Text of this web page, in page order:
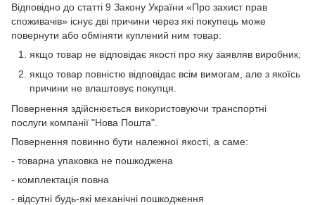
Відповідно до статті 9 Закону України «Про захист прав
споживачів» існує дві причини через які покупець може
повернути або обміняти куплений ним товар:
якщо товар не відповідає якості про яку заявляв виробник;
якщо товар повністю відповідає всім вимогам, але з якоїсь
причини не влаштовує покупця.
Повернення здійснюється використовуючи транспортні
послуги компанії "Нова Пошта".
Повернення повинно бути належної якості, а саме:
- товарна упаковка не пошкоджена
- комплектація повна
- відсутні будь-які механічні пошкодження